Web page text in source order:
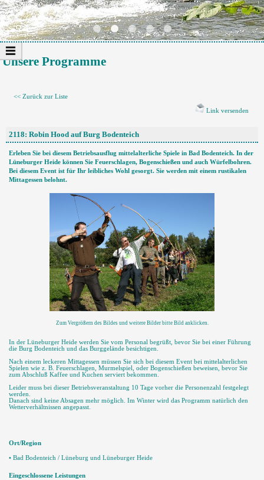
Unsere Programme
<< Zurück zur Liste
Link versenden
2118: Robin Hood auf Burg Bodenteich
Erleben Sie bei diesem Betriebsausflug mittelalterliche Spiele in Bad Bodenteich. In der
Lüneburger Heide können Sie Feuerschlagen, Bogenschießen und auch Würfelbohren.
Bei diesem Event ist für Ihr leibliches Wohl gesorgt. Sie werden mit einem rustikalen
Mittagessen belohnt.
Zum Vergrößern des Bildes und weitere Bilder bitte Bild anklicken.
In der Lüneburger Heide werden Sie vom Personal begrüßt, bevor Sie bei einer Führung
die Burg Bodenteich und das Burggelände besichtigen.
Nach einem leckeren Mittagessen müssen Sie sich bei diesem Event bei mittelalterlichen
Spielen wie z. B. Feuerschlagen, Murmelspiel, oder Bogenschießen beweisen, bevor Sie
zum Abschluß Kaffee und Kuchen serviert bekommen.
Leider muss bei dieser Betriebsveranstaltung 10 Tage vorher die Personenzahl festgelegt
werden.
Danach sind keine Absagen mehr möglich. Im Winter wird das Programm natürlich den
Wetterverhältnissen angepasst.
Ort/Region
• Bad Bodenteich / Lüneburg und Lüneburger Heide
Eingeschlossene Leistungen